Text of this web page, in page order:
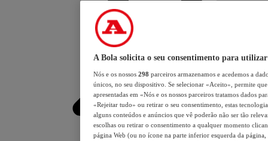
A Bola solicita o seu consentimento para utilizar
Nós e os nossos 298 parceiros armazenamos e acedemos a
únicos, no seu dispositivo. Se selecionar «Aceito», permite
apresentadas em «Nós e os nossos parceiros tratamos dados
«Rejeitar tudo» ou retirar o seu consentimento, estas
alguns conteúdos e anúncios que vê poderão não ser tão
escolhas ou retirar o consentimento a qualquer momento
página Web (ou no ícone na parte inferior esquerda da página,